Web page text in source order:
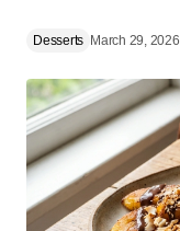
Desserts March 29, 2026